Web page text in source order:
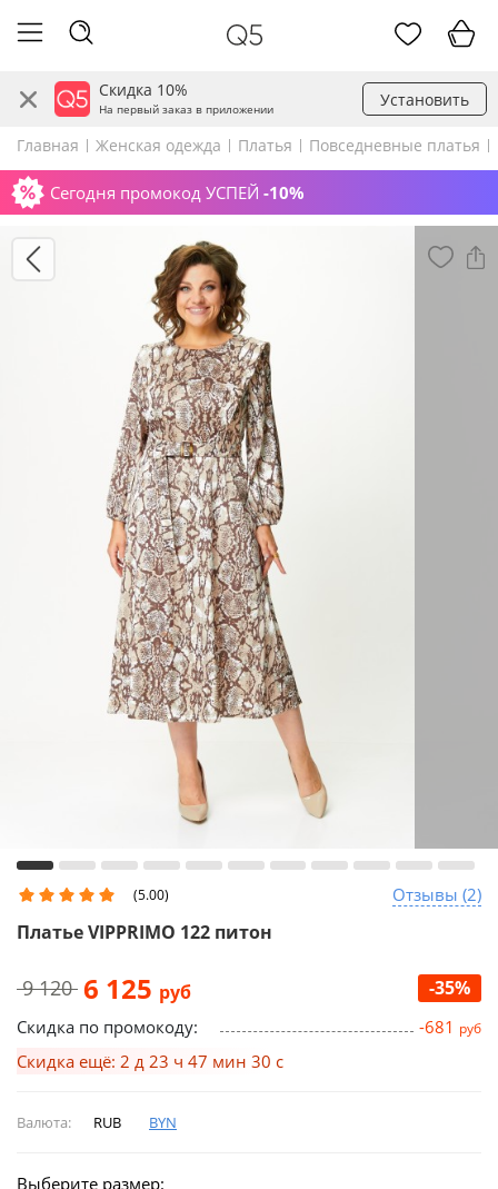
Скидка 10%
На первый заказ в приложении Установить
Главная Женская одежда Платья Повседневные платья
Сегодня промокод УСПЕЙ -10%
(5.00) Отзывы (2)
Платье VIPPRIMО 122 питон
9 120 6 125 руб -35%
Скидка по промокоду: -681 руб
Скидка ещё: 2 д 23 ч 47 мин 29 с
Валюта: RUB BYN
Выберите размер: